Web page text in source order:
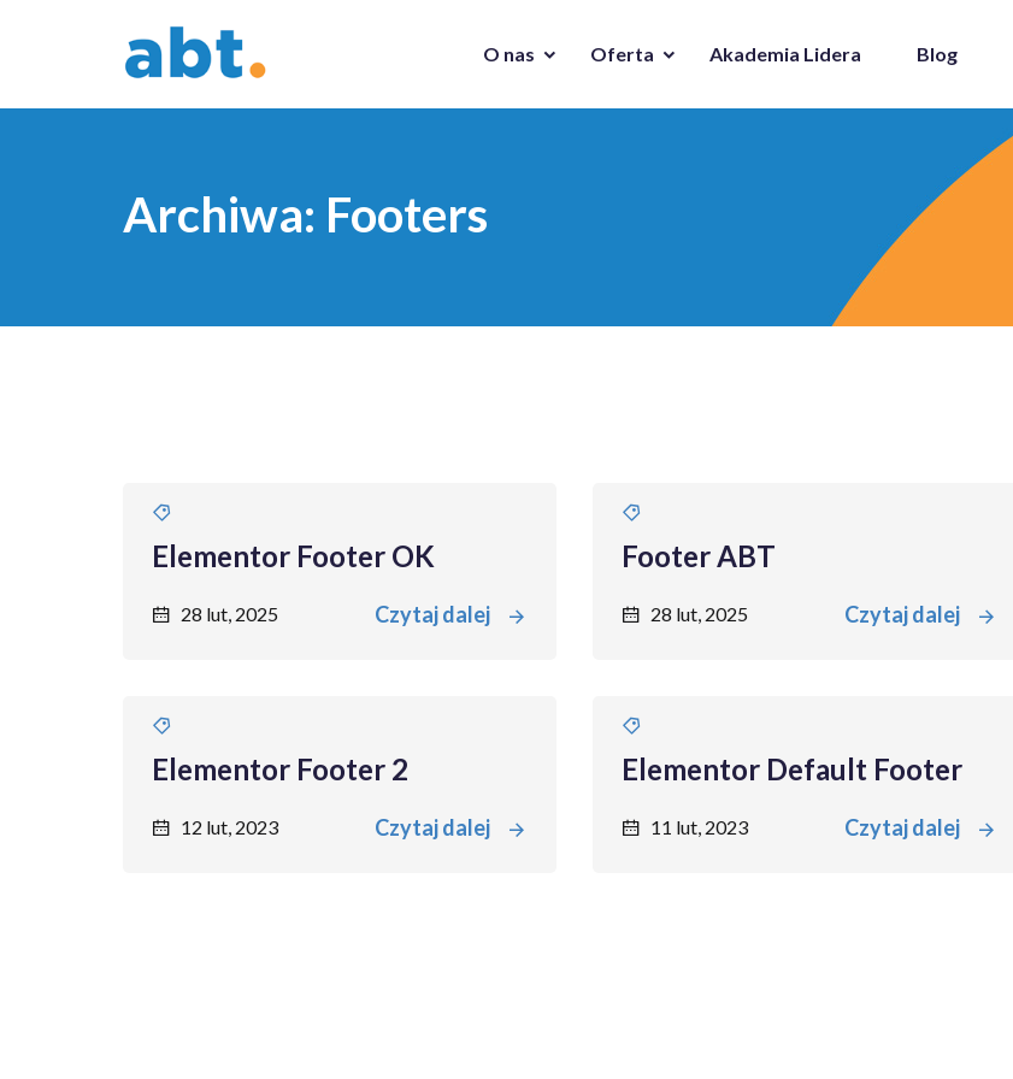
O nas Oferta Akademia Lidera Blog
Archiwa: Footers
Elementor Footer OK
28 lut, 2025 Czytaj dalej
Footer ABT
28 lut, 2025 Czytaj dalej
Elementor Footer 2
12 lut, 2023 Czytaj dalej
Elementor Default Footer
11 lut, 2023 Czytaj dalej